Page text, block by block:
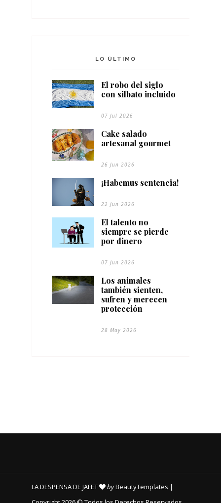
LO ÚLTIMO
El robo del siglo
con silbato incluido
07 Jul 2026
Cake salado
artesanal gourmet
26 Jun 2026
¡Habemus sentencia!
22 Jun 2026
El talento no
siempre se pierde
por dinero
07 Jun 2026
Los animales
también sienten,
sufren y merecen
protección
28 May 2026
LA DESPENSA DE JAFET byBeautyTemplates |